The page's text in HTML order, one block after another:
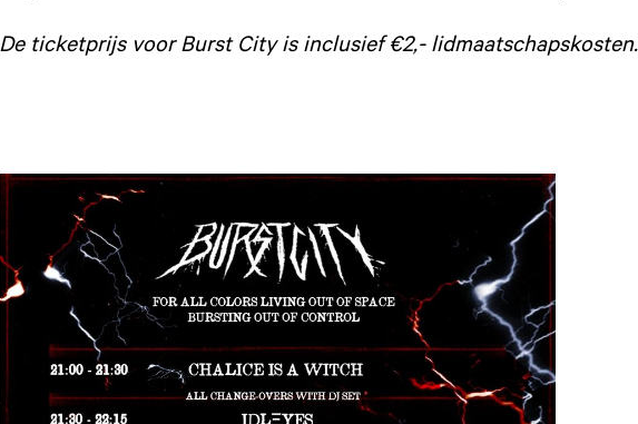
De ticketprijs voor Burst City is inclusief €2,- lidmaatschapskosten.